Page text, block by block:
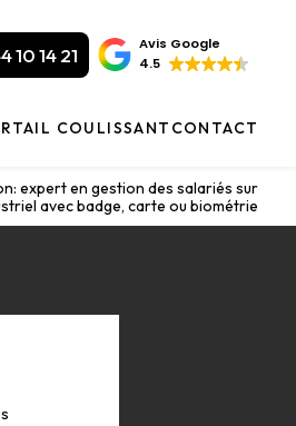
10 14 21
Avis Google
4.5
COULISSANT CONTACT
expert en gestion des salariés sur
avec badge, carte ou biométrie